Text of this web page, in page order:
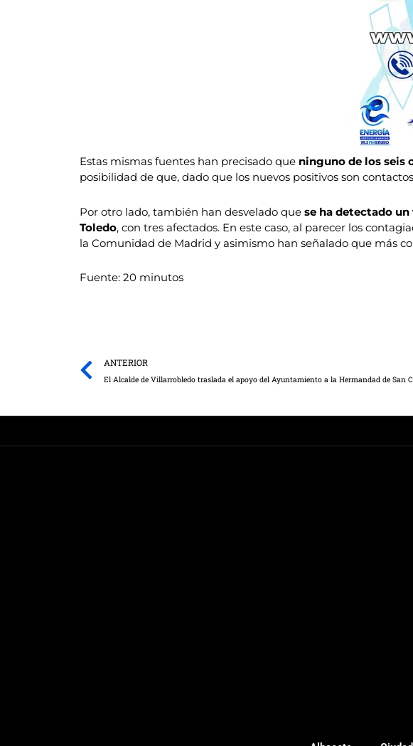
Estas mismas fuentes han precisado que ninguno de los seis
posibilidad de que, dado que los nuevos positivos son
Por otro lado, también han desvelado que se ha detectado
Toledo, con tres afectados. En este caso, al parecer los
la Comunidad de Madrid y asimismo han señalado que más
Fuente: 20 minutos
Prev
ANTERIOR
El Alcalde de Villarrobledo traslada el apoyo del Ayuntamiento a la Hermandad de San